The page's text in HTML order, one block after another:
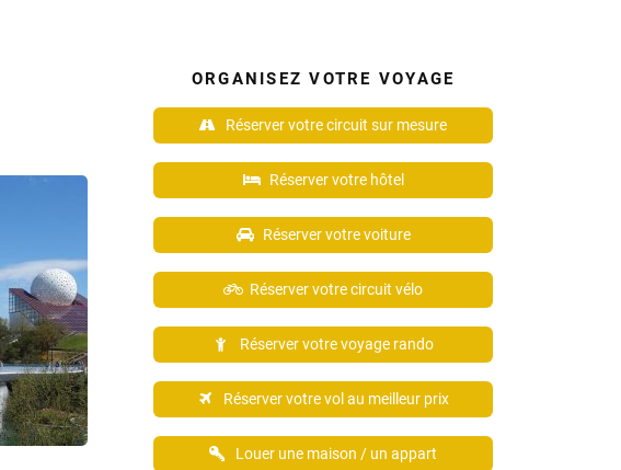
ORGANISEZ VOTRE VOYAGE
Réserver votre circuit sur mesure
Réserver votre hôtel
Réserver votre voiture
Réserver votre circuit vélo
Réserver votre voyage rando
Réserver votre vol au meilleur prix
Louer une maison / un appart